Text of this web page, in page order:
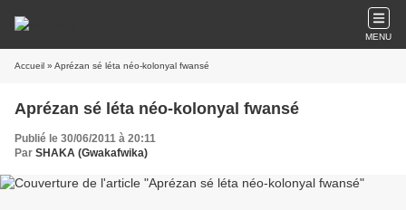
MENU
Accueil » Aprézan sé léta néo-kolonyal fwansé
Aprézan sé léta néo-kolonyal fwansé
Publié le 30/06/2011 à 20:11
Par SHAKA (Gwakafwika)